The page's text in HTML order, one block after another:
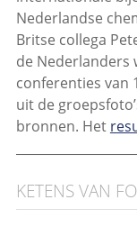
Nederlandse
Britse collega
de Nederlanders
conferenties van
uit de
bronnen. Het
KETENS VAN